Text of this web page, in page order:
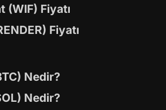
(WIF) Fiyatı
Fiyatı
Nedir?
Nedir?